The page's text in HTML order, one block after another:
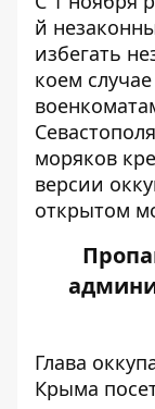
й
избегать
коем
моряков
версии
открытом
Глава
Крыма